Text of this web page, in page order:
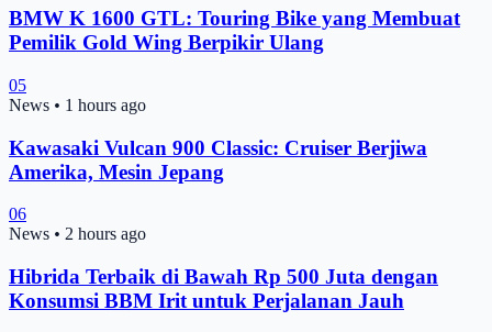
BMW K 1600 GTL: Touring Bike yang Membuat
Pemilik Gold Wing Berpikir Ulang
05
News • 1 hours ago
Kawasaki Vulcan 900 Classic: Cruiser Berjiwa
Amerika, Mesin Jepang
06
News • 2 hours ago
Hibrida Terbaik di Bawah Rp 500 Juta dengan
Konsumsi BBM Irit untuk Perjalanan Jauh